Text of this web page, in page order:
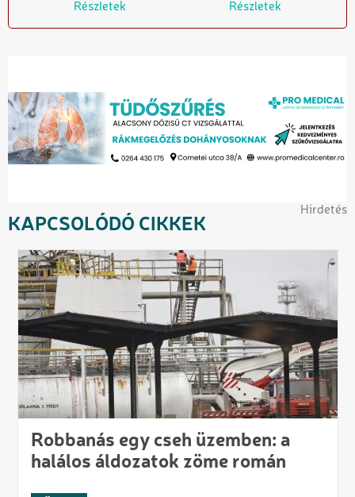
Részletek Részletek
Hirdetés
KAPCSOLÓDÓ CIKKEK
Robbanás egy cseh üzemben: a
halálos áldozatok zöme román